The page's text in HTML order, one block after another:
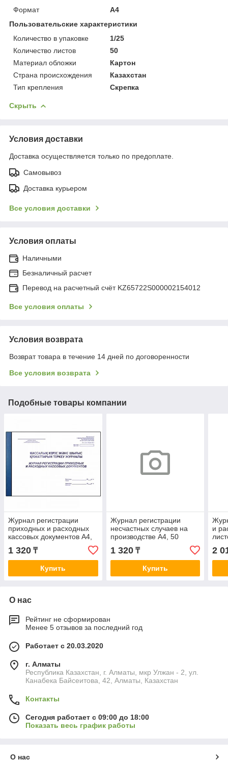
Формат
A4
Пользовательские характеристики
Количество в упаковке
1/25
Количество листов
50
Материал обложки
Картон
Страна происхождения
Казахстан
Тип крепления
Скрепка
Скрыть
Условия доставки
Доставка осуществляется только по предоплате.
Самовывоз
Доставка курьером
Все условия доставки
Условия оплаты
Наличными
Безналичный расчет
Перевод на расчетный счёт KZ65722S000002154012
Все условия оплаты
Условия возврата
Возврат товара в течение 14 дней по договоренности
Все условия возврата
Подобные товары компании
Журнал регистрации
приходных и расходных
кассовых документов А4,
50 листов
1 320 ₸
Купить
Журнал регистрации
несчастных случаев на
производстве А4, 50
1 320₸
Купить
и
2
О нас
Рейтинг не сформирован
Менее 5 отзывов за последний год
Работает с 20.03.2020
г. Алматы
Республика Казахстан, г. Алматы, мкр Улжан - 2, ул.
Канабека Байсеитова, 42, Алматы, Казахстан
Контакты
Сегодня работает с 09:00 до 18:00
Показать весь график работы
О нас